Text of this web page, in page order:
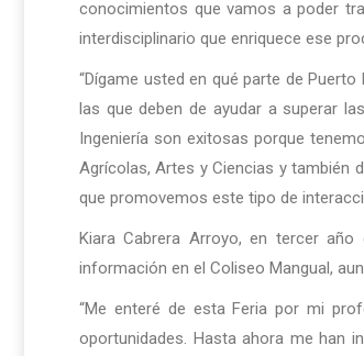
conocimientos que vamos a poder
interdisciplinario que enriquece ese
“Dígame usted en qué parte de
las que deben de ayudar a superar
Ingeniería son exitosas porque
Agrícolas, Artes y Ciencias y también
que promovemos este tipo de
Kiara Cabrera Arroyo, en tercer
información en el Coliseo Mangual,
“Me enteré de esta Feria por mi
oportunidades. Hasta ahora me han